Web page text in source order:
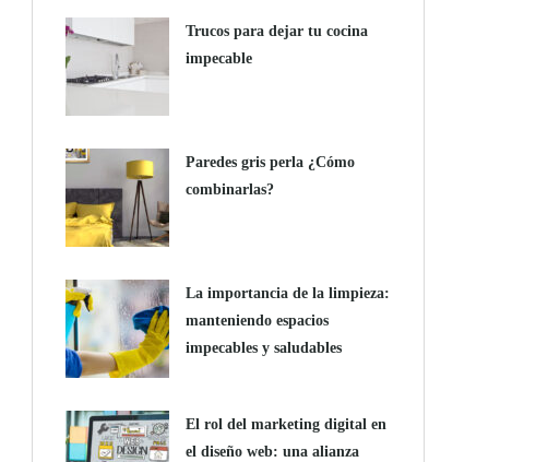
Trucos para dejar tu cocina
impecable
Paredes gris perla ¿Cómo
combinarlas?
La importancia de la limpieza:
manteniendo espacios
impecables y saludables
El rol del marketing digital en
el diseño web: una alianza